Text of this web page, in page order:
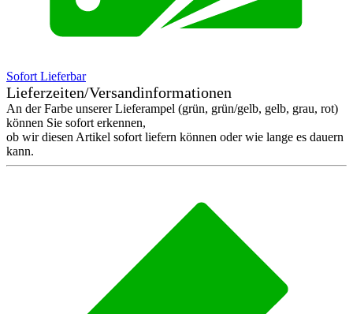
Sofort Lieferbar
Lieferzeiten/Versandinformationen
An der Farbe unserer Lieferampel (grün, grün/gelb, gelb, grau, rot)
können Sie sofort erkennen,
ob wir diesen Artikel sofort liefern können oder wie lange es dauern
kann.